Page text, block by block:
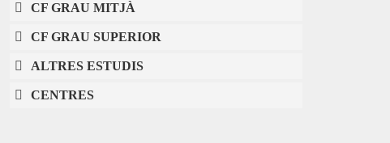
CF GRAU MITJÀ
CF GRAU SUPERIOR
ALTRES ESTUDIS
CENTRES